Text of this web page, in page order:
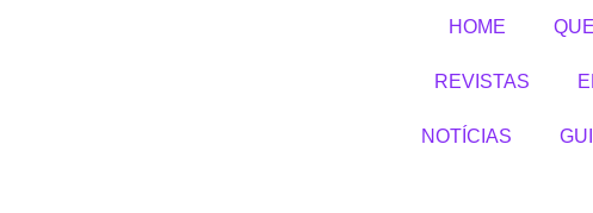
HOME
REVISTAS
NOTÍCIAS